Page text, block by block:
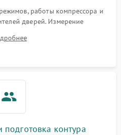
2000 ₽ Подробнее →
1000 ₽
1800 ₽
работы компрессора и
дверей. Измерение
проверка термостата и
с электронного дисплея.
подготовка контура